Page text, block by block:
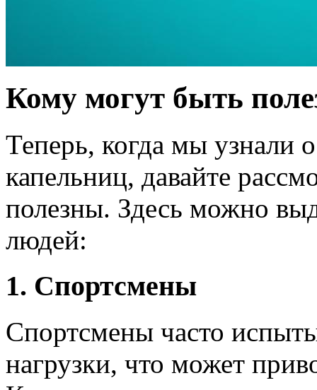
Кому могут быть
Теперь, когда мы узнали
капельниц, давайте
полезны. Здесь можно
людей:
1. Спортсмены
Спортсмены часто
нагрузки, что может